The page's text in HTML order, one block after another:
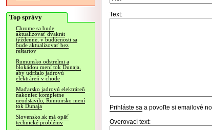
Top správy
Chrome sa bude
aktualizovať dvakrát
týždenne, v budúcnosti sa
bude aktualizovať bez
reštartov
Rumunsko odstrelmi a
blokádou mení tok Dunaja,
aby udržalo jadrovú
elektráreň v chode
Maďarsko jadrovú elektráreň
nakoniec kompletne
neodstavilo, Rumunsko mení
tok Dunaja
Slovensko.sk má opäť
technické problémy
Text:
Prihláste sa a povoľte si emailové
Overovací text: